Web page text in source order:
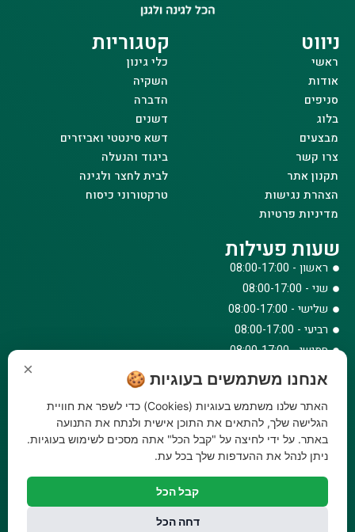
ניווט
ראשי
אודות
סניפים
בלוג
מבצעים
צרו קשר
תקנון אתר
הצהרת נגישות
מדיניות פרטיות
קטגוריות
כלי גינון
השקיה
הדברה
דשנים
דשא סינטטי ואביזרים
ביגוד והנעלה
לבית לחצר ולגינה
טרקטורוני כיסוח
שעות פעילות
ראשון - 08:00-17:00
שני - 08:00-17:00
שלישי - 08:00-17:00
רביעי - 08:00-17:00
חמישי - 08:00-17:00
שישי - 08:00-12:30
צרו קשר
073-779-6243
וואטסאפ
amirbair@amir-agricul.co.il
× אנחנו משתמשים בעוגיות 🍪
האתר שלנו משתמש בעוגיות (Cookies) כדי לשפר את חוויית
הגלישה שלך, להתאים את התוכן אישית ולנתח את התנועה
באתר. על ידי לחיצה על "קבל הכל" אתה מסכים לשימוש בעוגיות.
ניתן לנהל את ההעדפות שלך בכל עת.
קבל הכל
דחה הכל